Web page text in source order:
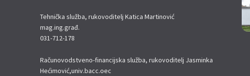
Tehnička služba, rukovoditelj Katica Martinović
mag.ing.građ.
031-712-178
Računovodstveno-financijska služba, rukovoditelj Jasminka
Hećimović,univ.bacc.oec